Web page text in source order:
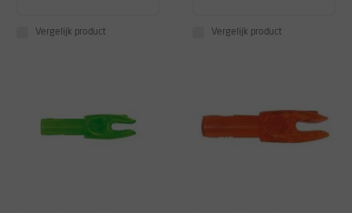
Vergelijk product Vergelijk product